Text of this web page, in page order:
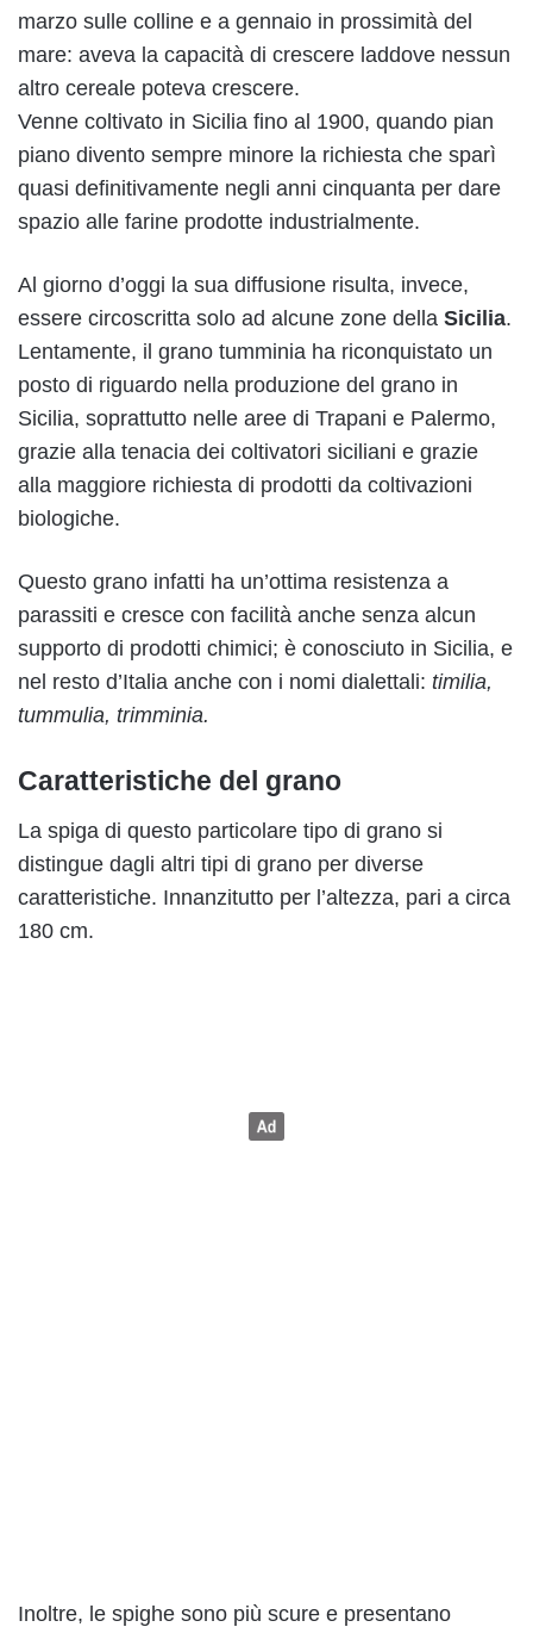
marzo sulle colline e a gennaio in prossimità del
mare: aveva la capacità di crescere laddove nessun
altro cereale poteva crescere.
Venne coltivato in Sicilia fino al 1900, quando pian
piano divento sempre minore la richiesta che sparì
quasi definitivamente negli anni cinquanta per dare
spazio alle farine prodotte industrialmente.
Al giorno d’oggi la sua diffusione risulta, invece,
essere circoscritta solo ad alcune zone della Sicilia.
Lentamente, il grano tumminia ha riconquistato un
posto di riguardo nella produzione del grano in
Sicilia, soprattutto nelle aree di Trapani e Palermo,
grazie alla tenacia dei coltivatori siciliani e grazie
alla maggiore richiesta di prodotti da coltivazioni
biologiche.
Questo grano infatti ha un’ottima resistenza a
parassiti e cresce con facilità anche senza alcun
supporto di prodotti chimici; è conosciuto in Sicilia, e
nel resto d’Italia anche con i nomi dialettali: timilia,
tummulia, trimminia.
Caratteristiche del grano
La spiga di questo particolare tipo di grano si
distingue dagli altri tipi di grano per diverse
caratteristiche. Innanzitutto per l’altezza, pari a circa
180 cm.
Inoltre, le spighe sono più scure e presentano